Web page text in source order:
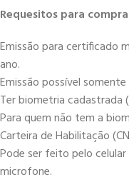
Requesitos para
Emissão para certificado
ano.
Emissão possível
Ter biometria
Para quem não tem a
Carteira de Habilitação
Pode ser feito pelo
microfone.